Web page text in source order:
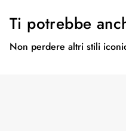
Ti potrebbe
Non perdere altri stili